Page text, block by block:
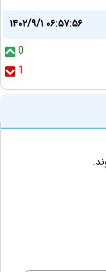
۱۴۰۲/۹/۱ ۰۶:۵۷:۵۶
0
1